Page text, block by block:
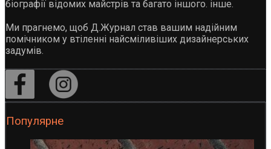
біографії відомих майстрів та багато іншого. інше.
Ми прагнемо, щоб Д.Журнал став вашим надійним
помічником у втіленні найсміливіших дизайнерських
задумів.
Популярне